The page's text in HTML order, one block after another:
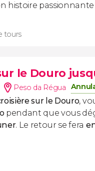
histoire passionnante
tours
le Douro
Peso da Régua
sur le Douro,
pendant que vous
. Le retour se fera